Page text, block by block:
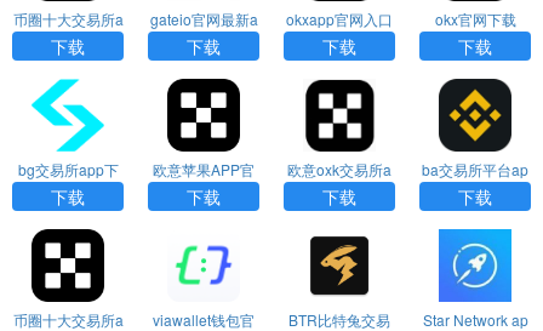
币圈十大交易所a
pp下载2026新版
下载
gateio官网最新a
pp下载
下载
okxapp官网入口
下载
下载
okx官网下载
下载
bg交易所app下
载
下载
欧意苹果APP官
方下载
下载
欧意oxk交易所a
pp官方下载
下载
ba交易所平台ap
p下载
下载
币圈十大交易所a
viawallet钱包官
BTR比特兔交易
Star Network ap